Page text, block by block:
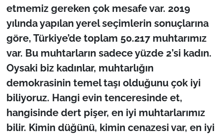
etmemiz gereken çok mesafe var. 2019
yılında yapılan yerel seçimlerin sonuçlarına
göre, Türkiye’de toplam 50.217 muhtarımız
var. Bu muhtarların sadece yüzde 2’si kadın.
Oysaki biz kadınlar, muhtarlığın
demokrasinin temel taşı olduğunu çok iyi
biliyoruz. Hangi evin tenceresinde et,
hangisinde dert pişer, en iyi muhtarlarımız
bilir. Kimin düğünü, kimin cenazesi var, en iyi